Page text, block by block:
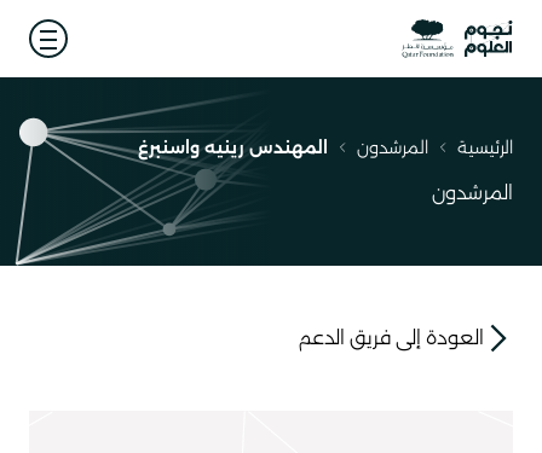
مسار
التنقل
الرئيسية المرشدون المهندس رينيه واسنبرغ
المرشدون
العودة إلى فريق الدعم
link